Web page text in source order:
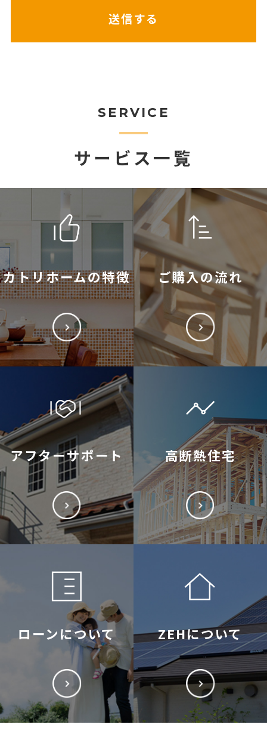
SERVICE
サービス一覧
カトリホームの特徴 ご購入の流れ
アフターサポート 高断熱住宅
ローンについて ZEHについて